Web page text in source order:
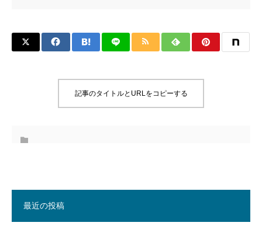
記事のタイトルとURLをコピーする
最近の投稿